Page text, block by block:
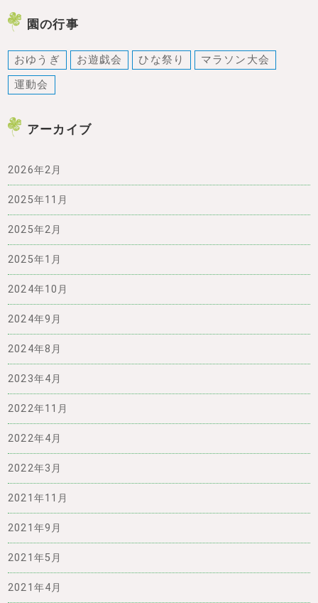
園の行事
おゆうぎ お遊戯会 ひな祭り
マラソン大会
運動会
アーカイブ
2026年2月
2025年11月
2025年2月
2025年1月
2024年10月
2024年9月
2024年8月
2023年4月
2022年11月
2022年4月
2022年3月
2021年11月
2021年9月
2021年5月
2021年4月